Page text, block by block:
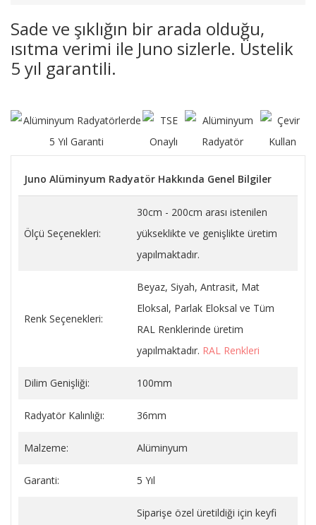
Sade ve şıklığın bir arada olduğu,
ısıtma verimi ile Juno sizlerle. Üstelik
5 yıl garantili.
Juno Alüminyum Radyatör Hakkında Genel Bilgiler
Ölçü Seçenekleri:
30cm - 200cm arası istenilen
yükseklikte ve genişlikte üretim
yapılmaktadır.
Renk Seçenekleri:
Beyaz, Siyah, Antrasit, Mat
Eloksal, Parlak Eloksal ve Tüm
RAL Renklerinde üretim
yapılmaktadır. RAL Renkleri
Dilim Genişliği: 100mm
Radyatör Kalınlığı: 36mm
Malzeme: Alüminyum
Garanti: 5 Yıl
Siparişe özel üretildiği için keyfi